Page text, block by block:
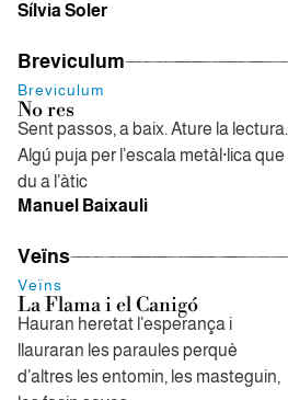
Sílvia Soler
Breviculum
Breviculum
No res
Sent passos, a baix. Ature la lectura.
Algú puja per l’escala metàl·lica que
du a l’àtic
Manuel Baixauli
Veïns
Veïns
La Flama i el Canigó
Hauran heretat l’esperança i
llauraran les paraules perquè
d’altres les entomin, les masteguin,